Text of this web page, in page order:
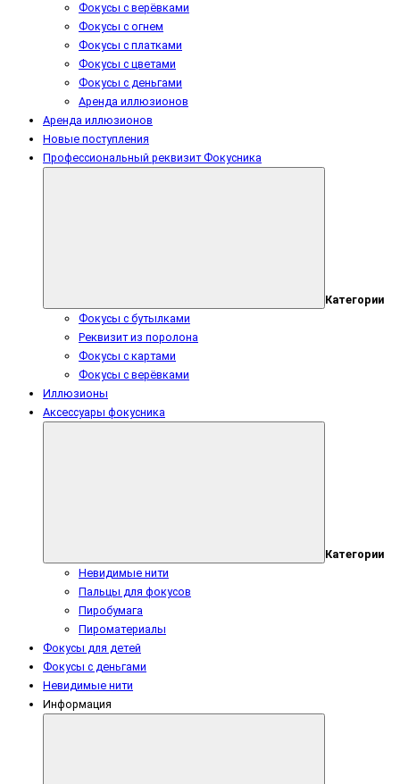
Фокусы с верёвками
Фокусы с огнем
Фокусы с платками
Фокусы с цветами
Фокусы с деньгами
Аренда иллюзионов
Аренда иллюзионов
Новые поступления
Профессиональный реквизит Фокусника
Категории
Фокусы с бутылками
Реквизит из поролона
Фокусы с картами
Фокусы с верёвками
Иллюзионы
Аксессуары фокусника
Категории
Невидимые нити
Пальцы для фокусов
Пиробумага
Пироматериалы
Фокусы для детей
Фокусы с деньгами
Невидимые нити
Информация